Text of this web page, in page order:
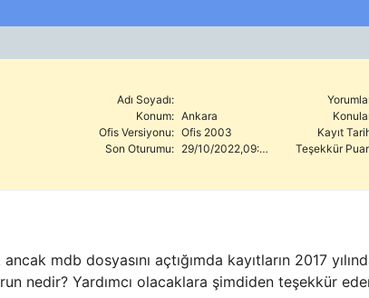
Adı Soyadı:
Konum: Ankara
Ofis Versiyonu: Ofis 2003
Son Oturumu:
29/10/2022,09:30
Kayıt
Teşekkür
mdb dosyasını açtığımda kayıtların 2017
nedir? Yardımcı olacaklara şimdiden teşekkür